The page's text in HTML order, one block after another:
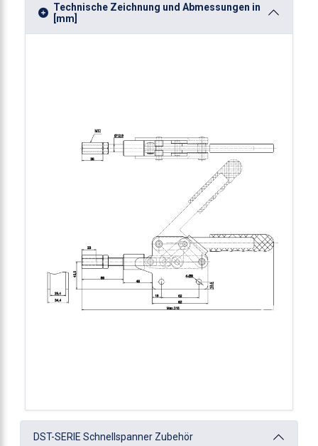
Technische Zeichnung und Abmessungen in
[mm]
DST-SERIE Schnellspanner Zubehör